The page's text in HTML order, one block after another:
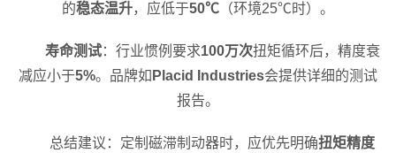
的稳态温升，应低于50℃ （环境25℃时）。
寿命测试：行业惯例要求100万次扭矩循环后，精度衰
减应小于5%。品牌如 Placid Industries会提供详细的测试
报告。
总结建议：定制磁滞制动器时，应优先明确扭矩精度